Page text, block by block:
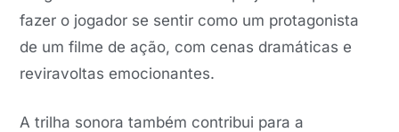
fazer o jogador se sentir como um protagonista
de um filme de ação, com cenas dramáticas e
reviravoltas emocionantes.
A trilha sonora também contribui para a